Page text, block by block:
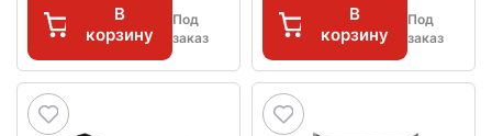
В
корзину
Под
заказ
В
корзину
Под
заказ